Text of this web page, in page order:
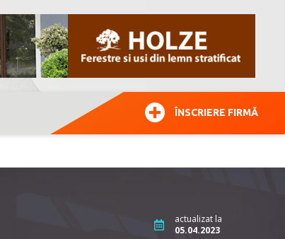
ÎNSCRIERE FIRMĂ
actualizat la
05.04.2023